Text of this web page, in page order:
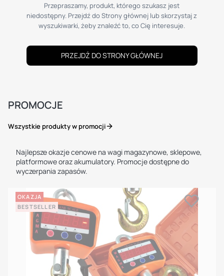
Przepraszamy, produkt, którego szukasz jest
niedostępny. Przejdź do Strony głównej lub skorzystaj z
wyszukiwarki, żeby znaleźć to, co Cię interesuje.
PRZEJDŹ DO STRONY GŁÓWNEJ
PROMOCJE
Wszystkie produkty w promocji
Najlepsze okazje cenowe na wagi magazynowe, sklepowe,
platformowe oraz akumulatory. Promocje dostępne do
wyczerpania zapasów.
OKAZJA
BESTSELLER